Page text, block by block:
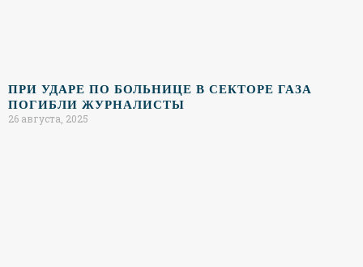
ПРИ УДАРЕ ПО БОЛЬНИЦЕ В СЕКТОРЕ ГАЗА
ПОГИБЛИ ЖУРНАЛИСТЫ
26 августа, 2025